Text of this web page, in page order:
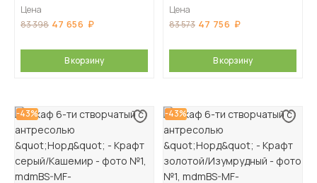
Цена
83 398 47 656
В корзину
Цена
83 573 47 756
В корзину
-43% -43%